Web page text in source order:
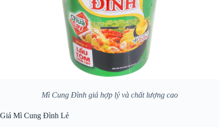
Mì Cung Đình giá hợp lý và chất lượng cao
Giá Mì Cung Đình Lẻ